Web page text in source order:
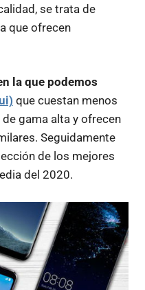
se trata de
que ofrecen
la que podemos
que cuestan menos
gama alta y ofrecen
Seguidamente
de los mejores
del 2020.